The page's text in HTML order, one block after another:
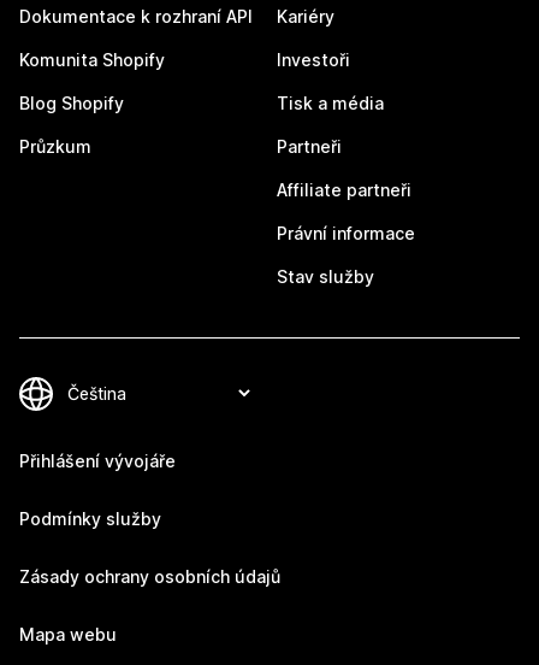
Dokumentace k rozhraní API
Komunita Shopify
Blog Shopify
Průzkum
Kariéry
Investoři
Tisk a média
Partneři
Affiliate partneři
Právní informace
Stav služby
Přihlášení vývojáře
Podmínky služby
Zásady ochrany osobních údajů
Mapa webu